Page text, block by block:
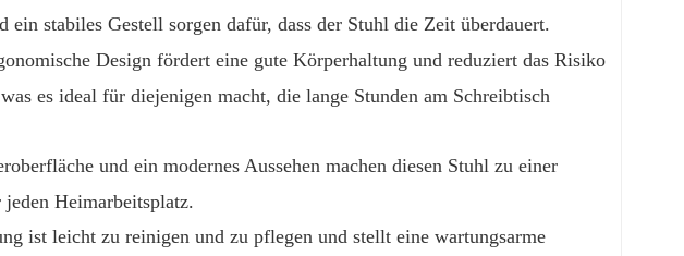
ein stabiles Gestell sorgen dafür, dass der Stuhl die Zeit überdauert.
Design fördert eine gute Körperhaltung und reduziert das Risiko
es ideal für diejenigen macht, die lange Stunden am Schreibtisch
und ein modernes Aussehen machen diesen Stuhl zu einer
Heimarbeitsplatz.
ist leicht zu reinigen und zu pflegen und stellt eine wartungsarme